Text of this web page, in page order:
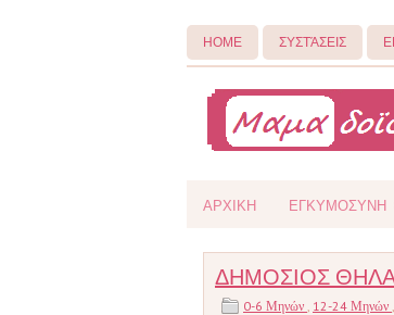
ΗΟΜΕ ΣΥΣΤΆΣΕΙΣ
ΑΡΧΙΚΗ ΕΓΚΥΜΟΣΥΝΗ
ΔΗΜΟΣΙΟΣ
0-6 Μηνών , 12-24 Μηνών ,